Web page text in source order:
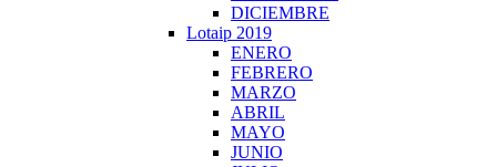
DICIEMBRE
Lotaip 2019
ENERO
FEBRERO
MARZO
ABRIL
MAYO
JUNIO